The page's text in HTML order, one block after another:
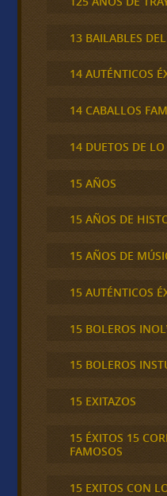
13 BAILABLES
14 AUTÉNTICOS
14 CABALLOS
14 DUETOS DE
15 AÑOS
15 AÑOS DE
15 AÑOS DE
15 AUTÉNTICOS
15 BOLEROS
15 BOLEROS
15 EXITAZOS
15 ÉXITOS 15
FAMOSOS
15 EXITOS CON